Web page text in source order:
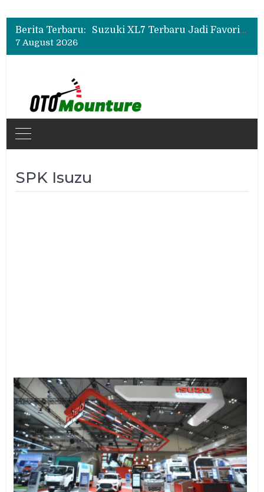
Berita Terbaru:
Promo Servis Mitsubishi Agustus 2026, Ada Diskon ESP dan Bodi & Cat Kilau Merdeka
Suzuki XL7 Terbaru Jadi Favorit Test Drive di GIIAS 2026, Ini Fitur yang Paling Dipuji
7 August 2026
SPK Isuzu